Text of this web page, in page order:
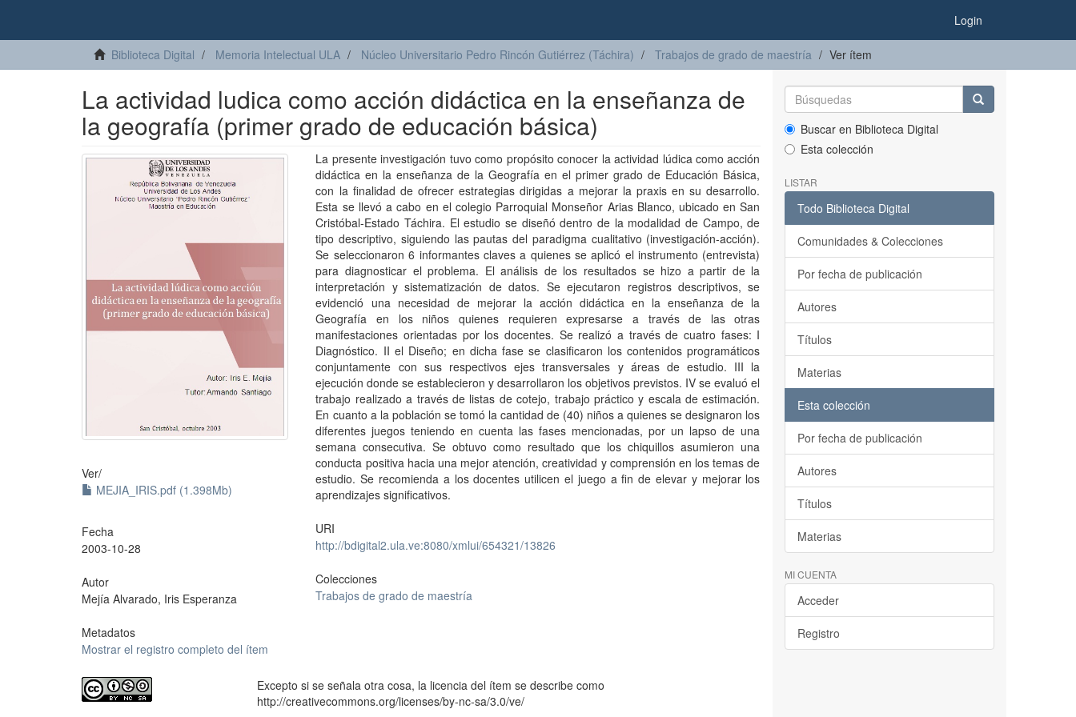
Login
Biblioteca Digital Memoria Intelectual ULA Núcleo Universitario Pedro Rincón Gutiérrez (Táchira) Trabajos de grado de maestría Ver ítem
La actividad ludica como acción didáctica en la enseñanza de
la geografía (primer grado de educación básica)
Ver/
MEJIA_IRIS.pdf (1.398Mb)
Fecha
2003-10-28
Autor
Mejía Alvarado, Iris Esperanza
Metadatos
Mostrar el registro completo del ítem
La presente investigación tuvo como propósito conocer la actividad lúdica como acción
didáctica en la enseñanza de la Geografía en el primer grado de Educación Básica,
con la finalidad de ofrecer estrategias dirigidas a mejorar la praxis en su desarrollo.
Esta se llevó a cabo en el colegio Parroquial Monseñor Arias Blanco, ubicado en San
Cristóbal-Estado Táchira. El estudio se diseñó dentro de la modalidad de Campo, de
tipo descriptivo, siguiendo las pautas del paradigma cualitativo (investigación-acción).
Se seleccionaron 6 informantes claves a quienes se aplicó el instrumento (entrevista)
para diagnosticar el problema. El análisis de los resultados se hizo a partir de la
interpretación y sistematización de datos. Se ejecutaron registros descriptivos, se
evidenció una necesidad de mejorar la acción didáctica en la enseñanza de la
Geografía en los niños quienes requieren expresarse a través de las otras
manifestaciones orientadas por los docentes. Se realizó a través de cuatro fases: I
Diagnóstico. II el Diseño; en dicha fase se clasificaron los contenidos programáticos
conjuntamente con sus respectivos ejes transversales y áreas de estudio. III la
ejecución donde se establecieron y desarrollaron los objetivos previstos. IV se evaluó el
trabajo realizado a través de listas de cotejo, trabajo práctico y escala de estimación.
En cuanto a la población se tomó la cantidad de (40) niños a quienes se designaron los
diferentes juegos teniendo en cuenta las fases mencionadas, por un lapso de una
semana consecutiva. Se obtuvo como resultado que los chiquillos asumieron una
conducta positiva hacia una mejor atención, creatividad y comprensión en los temas de
estudio. Se recomienda a los docentes utilicen el juego a fin de elevar y mejorar los
aprendizajes significativos.
URI
http://bdigital2.ula.ve:8080/xmlui/654321/13826
Colecciones
Trabajos de grado de maestría
Excepto si se señala otra cosa, la licencia del ítem se describe como
http://creativecommons.org/licenses/by-nc-sa/3.0/ve/
Buscar en Biblioteca Digital
Esta colección
LISTAR
Todo Biblioteca Digital
Comunidades & Colecciones
Por fecha de publicación
Autores
Títulos
Materias
Esta colección
Por fecha de publicación
Autores
Títulos
Materias
MI CUENTA
Acceder
Registro